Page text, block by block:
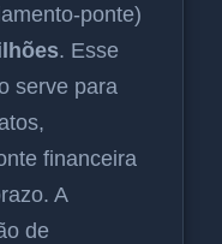
ponte)
. Esse
serve para
financeira
A
de